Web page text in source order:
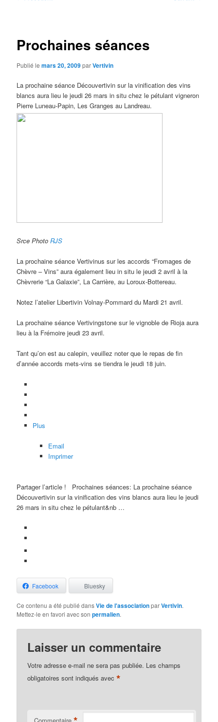
Prochaines séances
Publié lemars 20, 2009parVertivin
La prochaine séance Découvertivin sur la vinification des vins
blancs aura lieu le jeudi 26 mars in situ chez le pétulant vigneron
Pierre Luneau-Papin, Les Granges au Landreau.
Srce Photo RJS
La prochaine séance Vertivinus sur les accords “Fromages de
Chèvre – Vins” aura également lieu in situ le jeudi 2 avril à la
Chèvrerie “La Galaxie”, La Carrière, au Loroux-Bottereau.
Notez l’atelier Libertivin Volnay-Pommard du Mardi 21 avril.
La prochaine séance Vertivingstone sur le vignoble de Rioja aura
lieu à la Frémoire jeudi 23 avril.
Tant qu’on est au calepin, veuillez noter que le repas de fin
d’année accords mets-vins se tiendra le jeudi 18 juin.
Plus
Email
Imprimer
Partager l’article !
Prochaines séances: La prochaine séance
Découvertivin sur la vinification des vins blancs aura lieu le jeudi
26 mars in situ chez le pétulant&nb …
Facebook Bluesky
Ce contenu a été publié dansVie de l'associationparVertivin.
Mettez-le en favori avec sonpermalien.
Laisser un commentaire
Votre adresse e-mail ne sera pas publiée. Les champs
obligatoires sont indiqués avec*